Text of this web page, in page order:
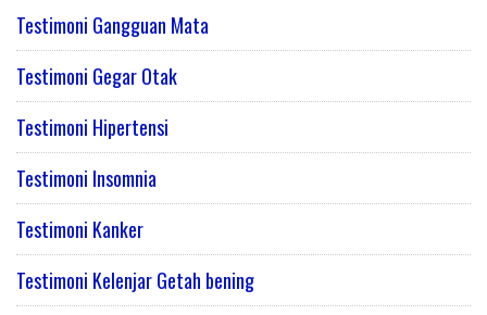
Testimoni Gangguan Mata
Testimoni Gegar Otak
Testimoni Hipertensi
Testimoni Insomnia
Testimoni Kanker
Testimoni Kelenjar Getah bening